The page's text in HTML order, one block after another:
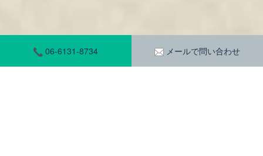
06-6131-8734 メールで問い合わせ